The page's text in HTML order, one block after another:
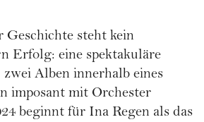
Geschichte steht kein
Erfolg: eine spektakuläre
Alben innerhalb eines
imposant mit Orchester
beginnt für Ina Regen als das